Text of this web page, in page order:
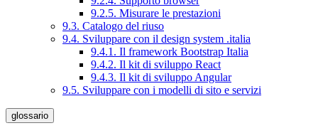
9.2.5. Misurare le prestazioni
9.3. Catalogo del riuso
9.4. Sviluppare con il design system .italia
9.4.1. Il framework Bootstrap Italia
9.4.2. Il kit di sviluppo React
9.4.3. Il kit di sviluppo Angular
9.5. Sviluppare con i modelli di sito e servizi
glossario